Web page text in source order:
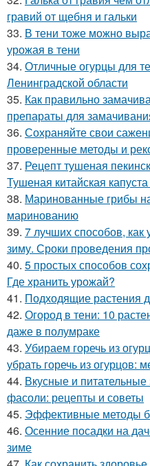
гравий от щебня и гальки
33. В тени тоже можно
урожая в тени
34. Отличные огурцы для
Ленинградской области
35. Как правильно
препараты для
36. Сохраняйте свои
проверенные методы и
37. Рецепт тушеная
Тушеная китайская
38. Маринованные грибы
маринованию
39. 7 лучших способов, как
зиму. Сроки проведения
40. 5 простых способов
Где хранить урожай?
41. Подходящие растения
42. Огород в тени: 10
даже в полумраке
43. Убираем горечь из
убрать горечь из огурцов:
44. Вкусные и питательные
фасоли: рецепты и советы
45. Эффективные методы
46. Осенние посадки на
зиме